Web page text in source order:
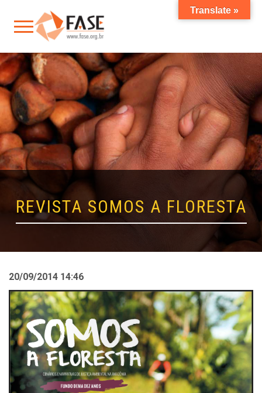
REVISTA SOMOS A FLORESTA
20/09/2014 14:46
Translate »